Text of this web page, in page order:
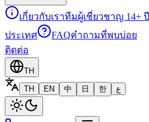
เกี่ยวกับเราทีมผู้เชี่ยวชาญ 14+ ปี
ประเทศ
FAQคำถามที่พบบ่อย
ติดต่อ
TH
TH
EN 中 日 한 ع